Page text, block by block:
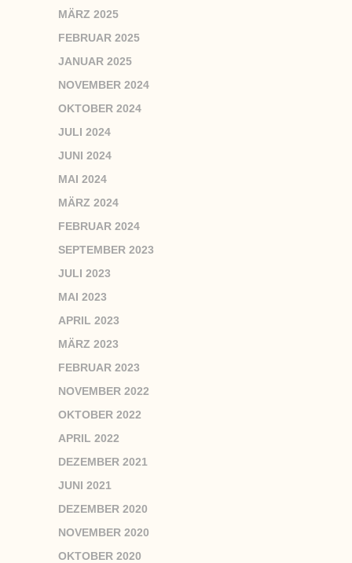
MÄRZ 2025
FEBRUAR 2025
JANUAR 2025
NOVEMBER 2024
OKTOBER 2024
JULI 2024
JUNI 2024
MAI 2024
MÄRZ 2024
FEBRUAR 2024
SEPTEMBER 2023
JULI 2023
MAI 2023
APRIL 2023
MÄRZ 2023
FEBRUAR 2023
NOVEMBER 2022
OKTOBER 2022
APRIL 2022
DEZEMBER 2021
JUNI 2021
DEZEMBER 2020
NOVEMBER 2020
OKTOBER 2020